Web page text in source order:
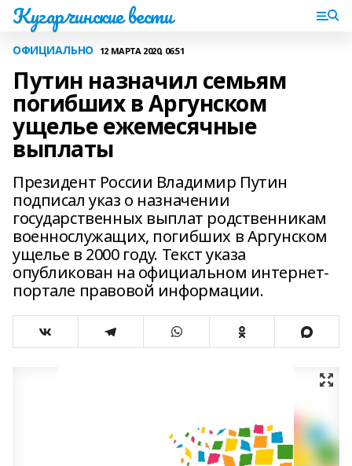
Кугарчинские вести
ОФИЦИАЛЬНО 12 МАРТА 2020, 06:51
Путин назначил семьям
погибших в Аргунском
ущелье ежемесячные
выплаты
Президент России Владимир Путин
подписал указ о назначении
государственных выплат родственникам
военнослужащих, погибших в Аргунском
ущелье в 2000 году. Текст указа
опубликован на официальном интернет-
портале правовой информации.